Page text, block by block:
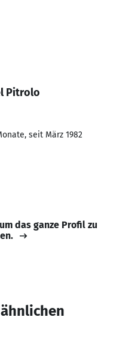
Pitrolo
seit März 1982
das ganze Profil zu